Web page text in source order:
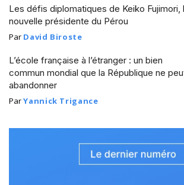
Les défis diplomatiques de Keiko Fujimori,
nouvelle présidente du Pérou
Par David Biroste
L’école française à l’étranger : un bien
commun mondial que la République ne
abandonner
ParYannick Trigance